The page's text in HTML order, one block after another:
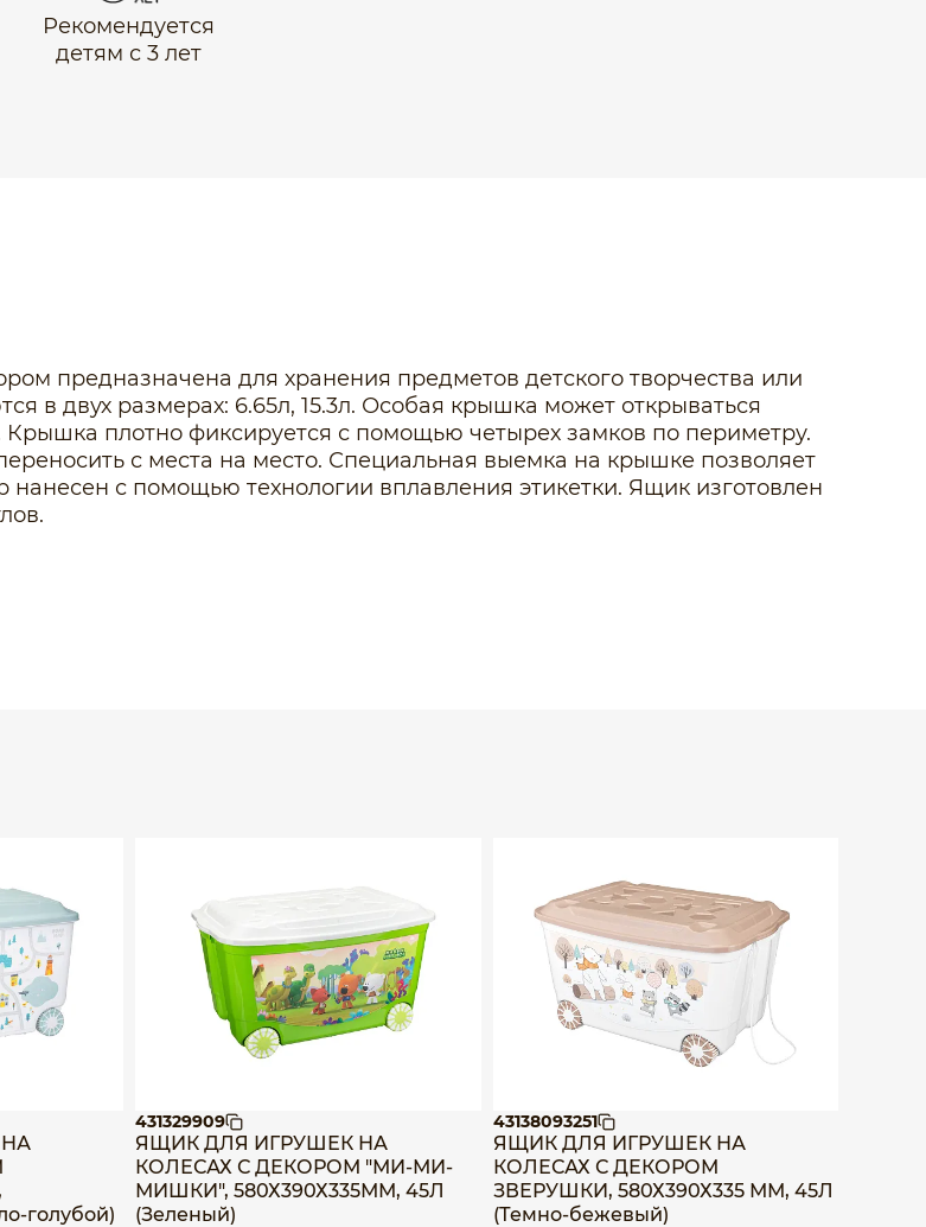
Рекомендуется
детям с 3 лет
предназначена для хранения предметов детского творчества или
в двух размерах: 6.65л, 15.3л. Особая крышка может открываться
плотно фиксируется с помощью четырех замков по периметру.
с места на место. Специальная выемка на крышке позволяет
нанесен с помощью технологии вплавления этикетки. Ящик изготовлен
голубой)
431329909
ЯЩИК ДЛЯ ИГРУШЕК НА
КОЛЕСАХ С ДЕКОРОМ "МИ-МИ-
МИШКИ", 580Х390Х335ММ, 45Л
(Зеленый)
43138093251
ЯЩИК ДЛЯ ИГРУШЕК НА
КОЛЕСАХ С ДЕКОРОМ
ЗВЕРУШКИ, 580Х390Х335 ММ, 45Л
(Темно-бежевый)